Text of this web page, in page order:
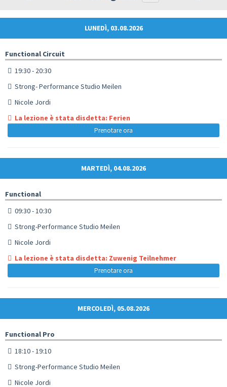
LUNEDÌ, 03.08.2026
Functional Circuit
19:30 - 20:30
Strong- Performance Studio Meilen
Nicole Jordi
La lezione è stata disdetta: Ferien
Prenotare ora
MARTEDÌ, 04.08.2026
Functional
09:30 - 10:30
Strong-Performance Studio Meilen
Nicole Jordi
La lezione è stata disdetta: Zuwenig Teilnehmer
Prenotare ora
MERCOLEDÌ, 05.08.2026
Functional Pro
18:10 - 19:10
Strong-Performance Studio Meilen
Nicole Jordi